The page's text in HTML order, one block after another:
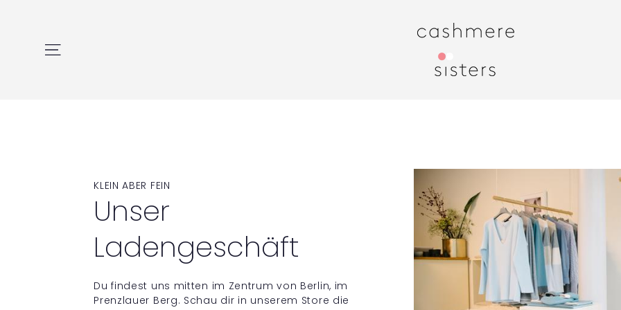
KLEIN ABER FEIN
Unser
Ladengeschäft
Du findest uns mitten im Zentrum von Berlin, im
Prenzlauer Berg. Schau dir in unserem Store die